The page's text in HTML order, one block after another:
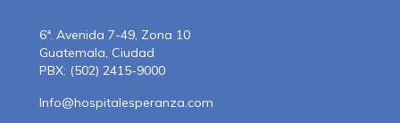
6ª. Avenida 7-49, Zona 10
Guatemala, Ciudad
PBX: (502) 2415-9000
Info@hospitalesperanza.com